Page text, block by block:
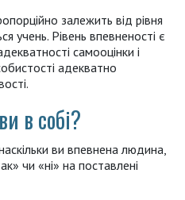
залежить від рівня
учень. Рівень впевненості є
самооцінки і
адекватно
в собі?
ви впевнена людина,
чи «ні» на поставлені